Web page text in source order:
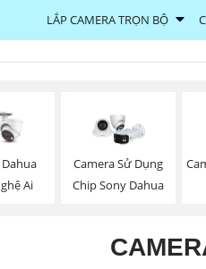
LẮP CAMERA TRỌN BỘ
Ai
Camera Sử Dụng
Chip Sony Dahua